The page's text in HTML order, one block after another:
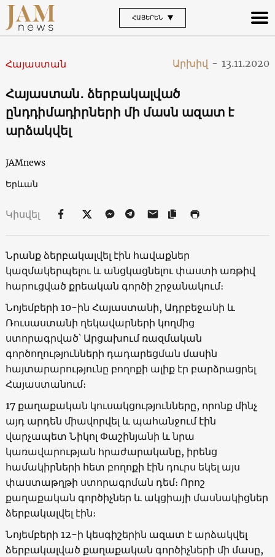
ՀԱՅԵՐԵՆ
Հայաստան Արխիվ - 13.11.2020
Հայաստան․ ձերբակալված
ընդդիմադիրների մի մասն ազատ է
արձակվել
JAMnews
Երևան
Կիսվել
Նրանք ձերբակալվել էին հավաքներ
կազմակերպելու և անցկացնելու փաստի առթիվ
հարուցված քրեական գործի շրջանակում։
Նոյեմբերի 10-ին Հայաստանի, Ադրբեջանի և
Ռուսաստանի ղեկավարների կողմից
ստորագրված՝ Արցախում ռազմական
գործողությունների դադարեցման մասին
հայտարարությունը բողոքի ալիք էր բարձրացրել
Հայաստանում։
17 քաղաքական կուսակցությունները, որոնք մինչ
այդ արդեն միավորվել և պահանջում էին
վարչապետ Նիկոլ Փաշինյանի և նրա
կառավարության հրաժարականը, իրենց
համակիրների հետ բողոքի էին դուրս եկել այս
փաստաթղթի ստորագրման դեմ։ Որոշ
քաղաքական գործիչներ և ակցիայի մասնակիցներ
ձերբակալվել էին։
Նոյեմբերի 12-ի կեսգիշերին ազատ է արձակվել
ձերբակալված քաղաքական գործիչների մի մասը,